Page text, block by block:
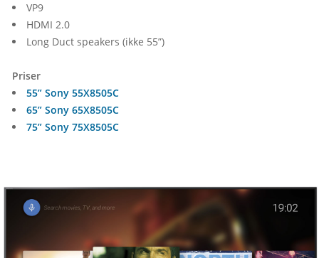
VP9
HDMI 2.0
Long Duct speakers (ikke 55”)
Priser
55” Sony 55X8505C
65” Sony 65X8505C
75” Sony 75X8505C